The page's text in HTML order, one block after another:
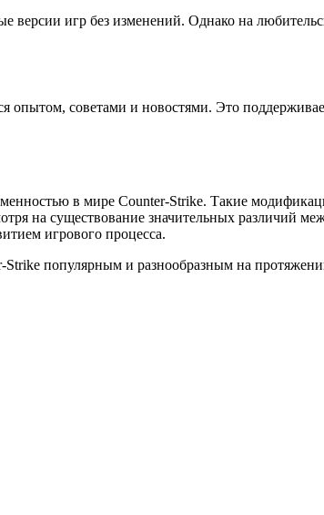
версии игр без изменений. Однако на
советами и новостями. Это
в мире Counter-Strike. Такие
на существование значительных различий
игрового процесса.
Strike популярным и разнообразным на